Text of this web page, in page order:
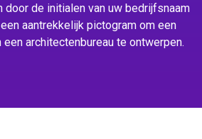
door de initialen van uw bedrijfsnaam
aantrekkelijk pictogram om een
architectenbureau te ontwerpen.